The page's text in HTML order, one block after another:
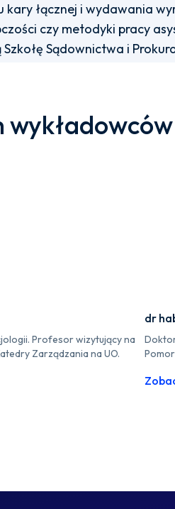
kary łącznej i wydawania
czy metodyki pracy
Sądownictwa i
wykładowców
Profesor wizytujący na
Zarządzania na UO.
dr